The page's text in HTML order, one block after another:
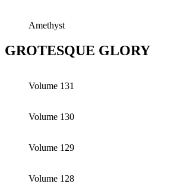
Amethyst
GROTESQUE GLORY
Volume 131
Volume 130
Volume 129
Volume 128